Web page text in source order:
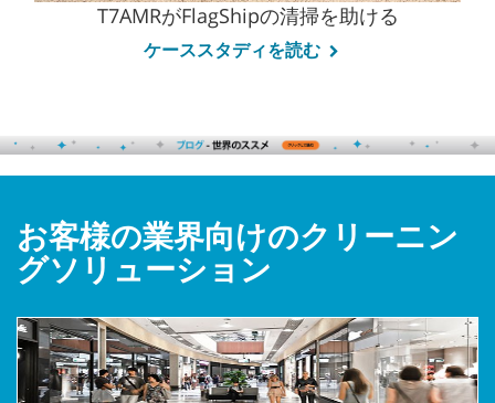
T7AMRがFlagShipの清掃を助ける
ケーススタディを読む
お客様の業界向けのクリーニン
グソリューション